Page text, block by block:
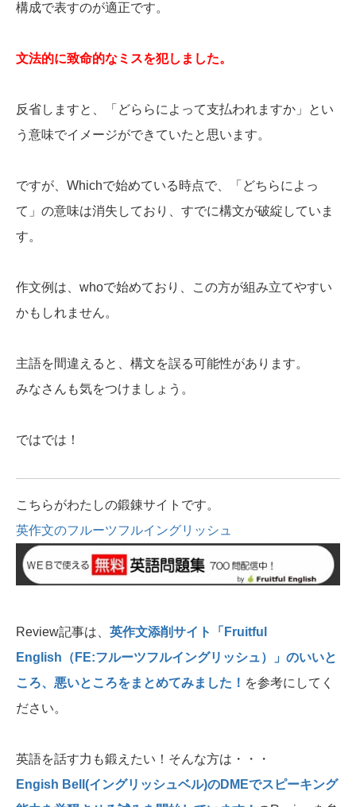
構成で表すのが適正です。
文法的に致命的なミスを犯しました。
反省しますと、「どららによって支払われますか」とい
う意味でイメージができていたと思います。
ですが、Whichで始めている時点で、「どちらによっ
て」の意味は消失しており、すでに構文が破綻していま
す。
作文例は、whoで始めており、この方が組み立てやすい
かもしれません。
主語を間違えると、構文を誤る可能性があります。
みなさんも気をつけましょう。
ではでは！
こちらがわたしの鍛錬サイトです。
英作文のフルーツフルイングリッシュ
Review記事は、 英作文添削サイト「Fruitful
English（FE:フルーツフルイングリッシュ）」のいいと
ころ、悪いところをまとめてみました！ を参考にしてく
ださい。
英語を話す力も鍛えたい！そんな方は・・・
Engish Bell(イングリッシュベル)のDMEでスピーキング